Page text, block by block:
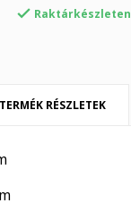
 Raktárkészleten
TERMÉK RÉSZLETEK